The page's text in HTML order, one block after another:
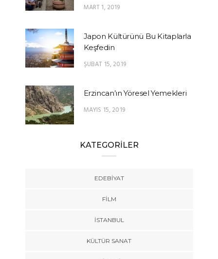
MART 1, 2019
Japon Kültürünü Bu Kitaplarla
Keşfedin
ŞUBAT 15, 2019
Erzincan’ın Yöresel Yemekleri
MAYIS 15, 2019
KATEGORİLER
EDEBIYAT
FILM
İSTANBUL
KÜLTÜR SANAT